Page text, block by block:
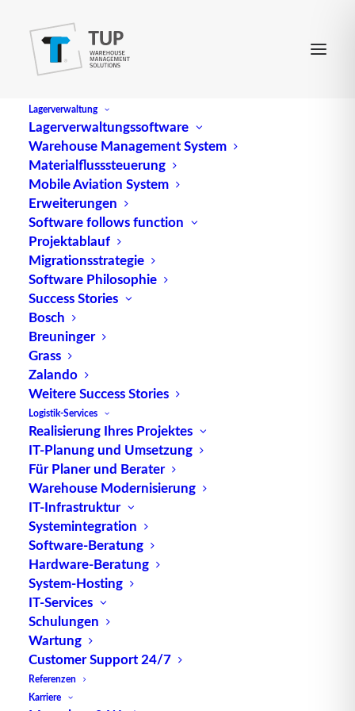
Lagerverwaltung
Lagerverwaltungssoftware
Warehouse Management System
Materialflusssteuerung
Mobile Aviation System
Erweiterungen
Software follows function
Projektablauf
Migrationsstrategie
Software Philosophie
Success Stories
Bosch
Breuninger
Grass
Zalando
Weitere Success Stories
Logistik-Services
Realisierung Ihres Projektes
IT-Planung und Umsetzung
Für Planer und Berater
Warehouse Modernisierung
IT-Infrastruktur
Systemintegration
Software-Beratung
Hardware-Beratung
System-Hosting
IT-Services
Schulungen
Wartung
Customer Support 24/7
Referenzen
Karriere
Wareneingangsprüflos
(engl.Incoming inspection lot) ist eine Teilmenge
bzw. Stichprobe eines Wareneingangs, anhand
derer die Güte einer Lieferung
dient später zu Teilen auch der
Materialqualitätsbeurteilung bezogen auf den
Lieferanten.
Quelle: logipedia / Fraunhofer IML
TUP GmbH & Co. KG
Die kombinierbare Lagerverwaltungs-Software von
TUP, liefert dank ihrer Flexibilität immer die
effektivste Lösung und ist zudem in hohem Maße
wiederverwendbar.
Kontakt